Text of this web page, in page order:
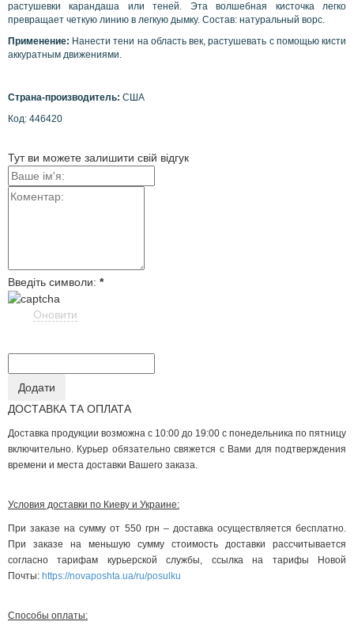
растушевки карандаша или теней. Эта волшебная кисточка легко
превращает четкую линию в легкую дымку. Состав: натуральный ворс.
Применение: Нанести тени на область век, растушевать с помощью кисти
аккуратным движениями.
Страна-производитель: США
Код: 446420
Тут ви можете залишити свій відгук
Введіть символи: *
Оновити
ДОСТАВКА ТА ОПЛАТА
Доставка продукции возможна с 10:00 до 19:00 с понедельника по пятницу
включительно. Курьер обязательно свяжется с Вами для подтверждения
времени и места доставки Вашего заказа.
Условия доставки по Киеву и Украине:
При заказе на сумму от 550 грн – доставка осуществляется бесплатно.
При заказе на меньшую сумму стоимость доставки рассчитывается
согласно тарифам курьерской службы, ссылка на тарифы Новой
Почты: https://novaposhta.ua/ru/posulku
Способы оплаты: